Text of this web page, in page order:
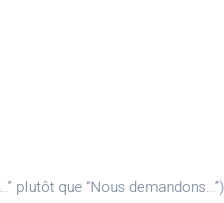
plutôt que “Nous demandons…”)